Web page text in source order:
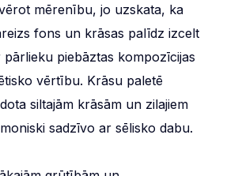
mērenību, jo uzskata, ka
fons un krāsas palīdz izcelt
piebāztas kompozīcijas
vērtību. Krāsu paletē
siltajām krāsām un zilajiem
sadzīvo ar sēlisko dabu.